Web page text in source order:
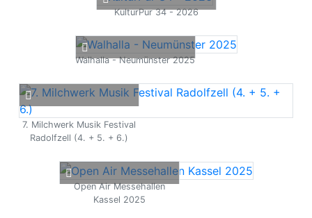
KulturPur 34 - 2026
Walhalla - Neumünster 2025
7. Milchwerk Musik Festival
Radolfzell (4. + 5. + 6.)
Open Air Messehallen
Kassel 2025